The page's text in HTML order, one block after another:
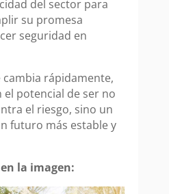
del sector para
su promesa
seguridad en
cambia rápidamente,
el potencial de ser no
el riesgo, sino un
futuro más estable y
la imagen: